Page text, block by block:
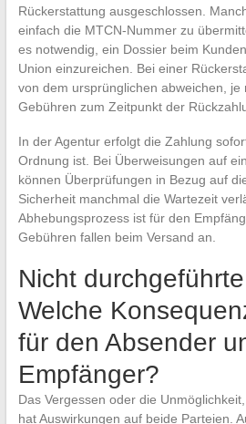
Rückerstattung ausgeschlossen.
einfach die MTCN-Nummer zu
es notwendig, ein Dossier beim
Union einzureichen. Bei einer
von dem ursprünglichen abweichen, je
Gebühren zum Zeitpunkt der
In der Agentur erfolgt die Zahlung
Ordnung ist. Bei Überweisungen auf
können Überprüfungen in Bezug auf
Sicherheit manchmal die Wartezeit
Abhebungsprozess ist für den
Gebühren fallen beim Versand an.
Nicht
Welche
für den Absender
Empfänger?
Das Vergessen oder die
hat Auswirkungen auf beide Parteien.